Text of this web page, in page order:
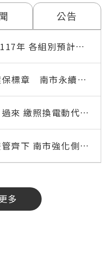
公告
年 各組別預計出
保標章 南市永續旅
動代步
齊下 南市強化側溝
多